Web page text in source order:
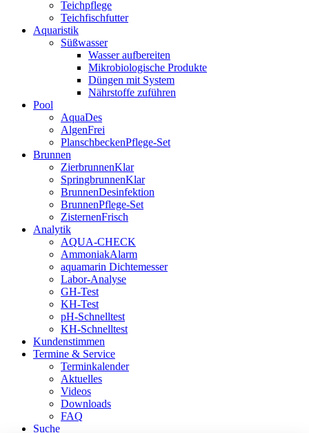
Teichpflege
Teichfischfutter
Aquaristik
Süßwasser
Wasser aufbereiten
Mikrobiologische Produkte
Düngen mit System
Nährstoffe zuführen
Pool
AquaDes
AlgenFrei
PlanschbeckenPflege-Set
Brunnen
ZierbrunnenKlar
SpringbrunnenKlar
BrunnenDesinfektion
BrunnenPflege-Set
ZisternenFrisch
Analytik
AQUA-CHECK
AmmoniakAlarm
aquamarin Dichtemesser
Labor-Analyse
GH-Test
KH-Test
pH-Schnelltest
KH-Schnelltest
Kundenstimmen
Termine & Service
Terminkalender
Aktuelles
Videos
Downloads
FAQ
Suche